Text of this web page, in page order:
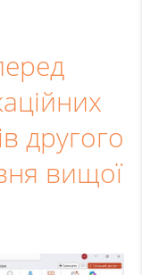
другого
вищої